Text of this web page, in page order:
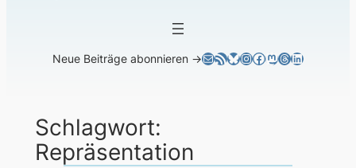
Neue Beiträge abonnieren →E-MailRSS-FeedBluesky
Instagram
Facebook
Mastodon
Threads
LinkedIn
Schlagwort:
Repräsentation